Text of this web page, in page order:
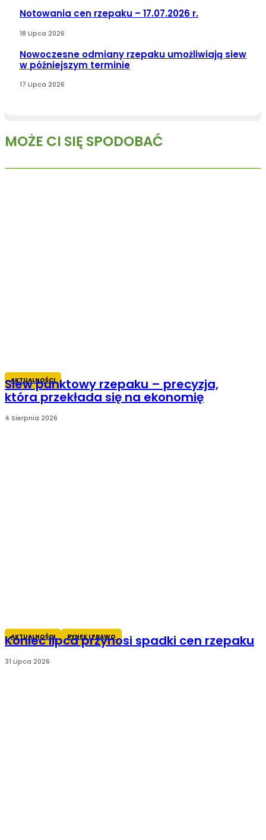
Notowania cen rzepaku – 17.07.2026 r.
18 Lipca 2026
Nowoczesne odmiany rzepaku umożliwiają siew
w późniejszym terminie
17 Lipca 2026
MOŻE CI SIĘ SPODOBAĆ
AKTUALNOŚCI
Siew punktowy rzepaku – precyzja,
która przekłada się na ekonomię
4 Sierpnia 2026
AKTUALNOŚCI RYNEK I PRAWO
Koniec lipca przynosi spadki cen rzepaku
31 Lipca 2026